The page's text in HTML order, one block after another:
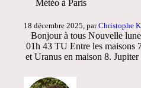
Météo à Paris
18 décembre 2025, parChristophe
Bonjour à tous Nouvelle
01h 43 TU Entre les maisons
et Uranus en maison 8.